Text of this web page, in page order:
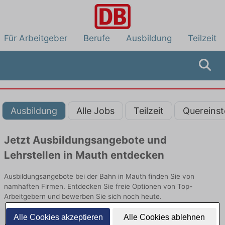
Alle Cookies akzeptieren Alle Cookies ablehnen
Für Arbeitgeber Berufe Ausbildung Teilzeit
Ausbildung Alle Jobs Teilzeit
Jetzt Ausbildungsangebote und
Lehrstellen in Mauth entdecken
Ausbildungsangebote bei der Bahn in Mauth finden Sie von
namhaften Firmen. Entdecken Sie freie Optionen von Top-
Arbeitgebern und bewerben Sie sich noch heute.